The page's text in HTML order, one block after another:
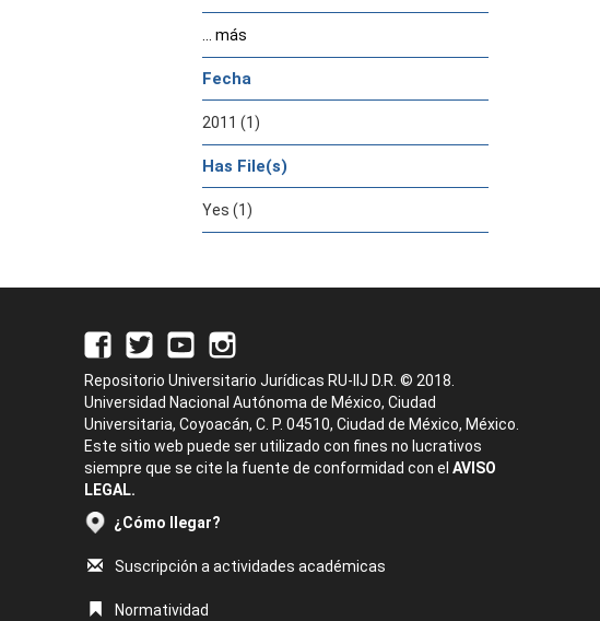
... más
Fecha
2011 (1)
Has File(s)
Yes (1)
Repositorio Universitario Jurídicas RU-IIJ D.R. © 2018.
Universidad Nacional Autónoma de México, Ciudad
Universitaria, Coyoacán, C. P. 04510, Ciudad de México, México.
Este sitio web puede ser utilizado con fines no lucrativos
siempre que se cite la fuente de conformidad con el AVISO
LEGAL.
¿Cómo llegar?
Suscripción a actividades académicas
Normatividad